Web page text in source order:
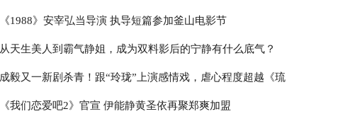
《1988》安宰弘当导演 执导短篇参加釜山电影节
从天生美人到霸气静姐，成为双料影后的宁静有什么底气？
成毅又一新剧杀青！跟“玲珑”上演感情戏，虐心程度超越《琉
璃》
《我们恋爱吧2》官宣 伊能静黄圣依再聚郑爽加盟